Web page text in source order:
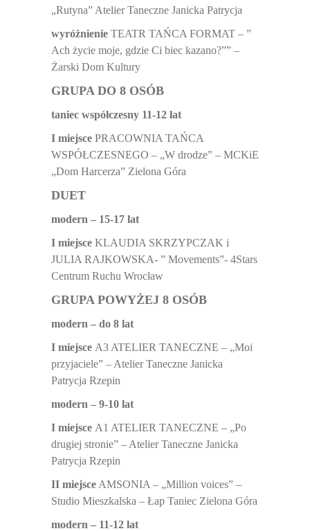
„Rutyna” Atelier Taneczne Janicka Patrycja
wyróżnienie TEATR TAŃCA FORMAT – ”
Ach życie moje, gdzie Ci biec kazano?”” –
Żarski Dom Kultury
GRUPA DO 8 OSÓB
taniec współczesny 11-12 lat
I miejsce PRACOWNIA TAŃCA
WSPÓŁCZESNEGO – „W drodze” – MCKiE
„Dom Harcerza” Zielona Góra
DUET
modern – 15-17 lat
I miejsce KLAUDIA SKRZYPCZAK i
JULIA RAJKOWSKA- ” Movements”- 4Stars
Centrum Ruchu Wrocław
GRUPA POWYŻEJ 8 OSÓB
modern – do 8 lat
I miejsce A3 ATELIER TANECZNE – „Moi
przyjaciele” – Atelier Taneczne Janicka
Patrycja Rzepin
modern – 9-10 lat
I miejsce A1 ATELIER TANECZNE – „Po
drugiej stronie” – Atelier Taneczne Janicka
Patrycja Rzepin
II miejsce AMSONIA – „Million voices” –
Studio Mieszkalska – Łap Taniec Zielona Góra
modern – 11-12 lat